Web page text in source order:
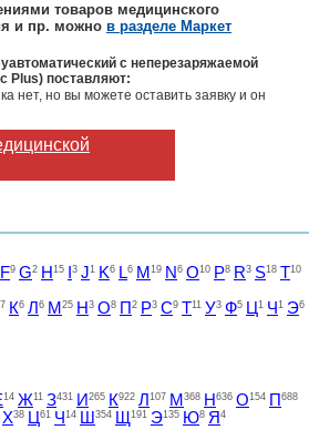
товаров медицинского
и пр. можно в разделе Маркет
с неперезаряжаемой
Plus) поставляют:
нет, но вы можете оставить заявку и он
F9 G2 H 15 3 J 1 K6 L6 M 19 N 6 O 10 P8 R3 S18 T10
7 К6 Л 6 М 25 Н 3 О8 П 2 Р3 С9 Т11 У3 Ф5 Ц 1 Ч 1 Э6
14 Ж 11 З431 И 265 К922 Л 107 М 368 Н 636 О 154 П 688
Х38 Ц 61 Ч 14 Ш 354 Щ 191 Э135 Ю8 Я 4